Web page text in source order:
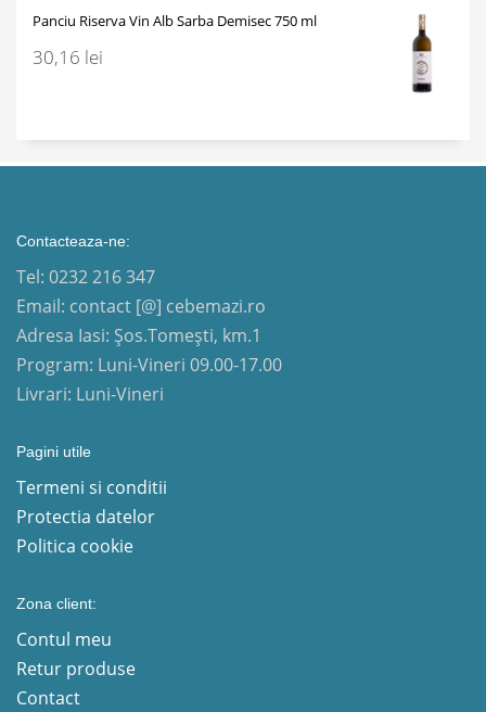
Panciu Riserva Vin Alb Sarba Demisec 750 ml
30,16 lei
Contacteaza-ne:
Tel: 0232 216 347
Email: contact [@] cebemazi.ro
Adresa Iasi: Șos.Tomești, km.1
Program: Luni-Vineri 09.00-17.00
Livrari: Luni-Vineri
Pagini utile
Termeni si conditii
Protectia datelor
Politica cookie
Zona client:
Contul meu
Retur produse
Contact